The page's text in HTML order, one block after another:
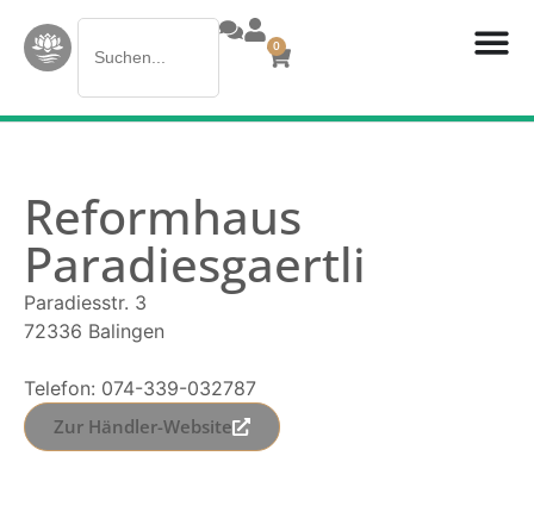
for:
0
Reformhaus
Paradiesgaertli
Paradiesstr. 3
72336 Balingen
Telefon: 074-339-032787
Zur Händler-Website